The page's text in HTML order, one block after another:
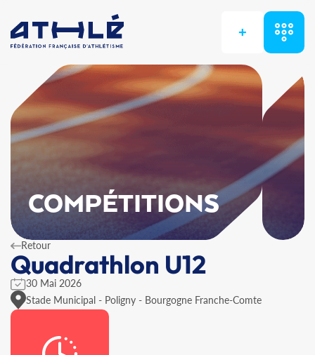
+
COMPÉTITIONS
Retour
Quadrathlon U12
30 Mai 2026
Stade Municipal - Poligny - Bourgogne Franche-Comte